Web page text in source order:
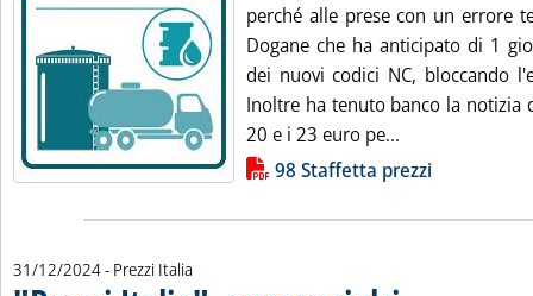
perché alle prese con un errore
Dogane che ha anticipato di 1
dei nuovi codici NC, bloccando
Inoltre ha tenuto banco la notizia
20 e i 23 euro pe...
Lista allegati PDF alla notizia98 Staffetta prezzi
31/12/2024- Prezzi Italia